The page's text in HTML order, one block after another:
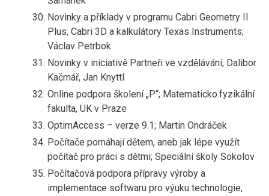
Novinky a příklady v programu Cabri Geometry II
Plus, Cabri 3D a kalkulátory Texas Instruments;
Václav Petrbok
Novinky v iniciativě Partneři ve vzdělávání; Dalibor
Kačmář, Jan Knyttl
Online podpora školení „P“; Matematicko.fyzikální
fakulta, UK v Praze
OptimAccess – verze 9.1; Martin Ondráček
Počítače pomáhají dětem, aneb jak lépe využít
počítač pro práci s dětmi; Speciální školy Sokolov
Počítačová podpora přípravy výroby a
implementace softwaru pro výuku technologie,